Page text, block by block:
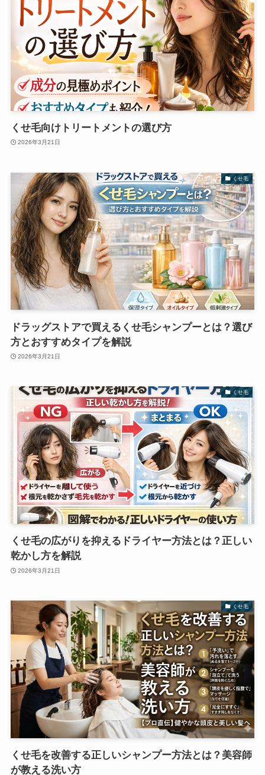
くせ毛向けトリートメントの選び方
2026年3月21日
くせ毛
ドラッグストアで買えるくせ毛シャンプーとは？選び
方とおすすめタイプを解説
2026年3月21日
くせ毛
くせ毛の広がりを抑えるドライヤー方法とは？正しい
乾かし方を解説
2026年3月21日
くせ毛
くせ毛を改善する正しいシャンプー方法とは？美容師
が教える洗い方